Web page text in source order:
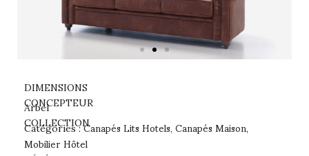
DIMENSIONS
CONCEPTEUR
Arbel
COLLECTION
Catégories :Canapés Lits Hotels, Canapés Maison,
Mobilier Hôtel